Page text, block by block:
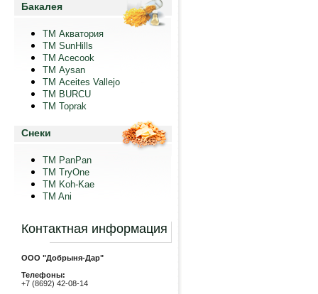
Бакалея
ТМ Акватория
ТМ SunHills
TM Acecook
ТМ Aysan
ТМ Aceites Vallejo
TM BURCU
TM Toprak
Снеки
TM PanPan
ТМ TryOne
ТМ Koh-Kae
TM Ani
Контактная информация
ООО "Добрыня-Дар"
Телефоны:
+7 (8692) 42-08-14